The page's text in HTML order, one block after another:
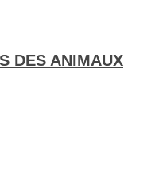
DES ANIMAUX